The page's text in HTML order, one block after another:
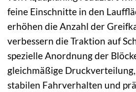
feine Einschnitte in den
erhöhen die Anzahl der
verbessern die Traktion auf
spezielle Anordnung der
gleichmäßige
stabilen Fahrverhalten und